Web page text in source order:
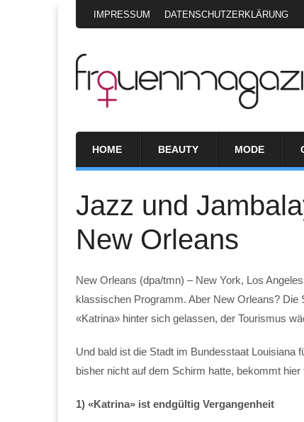
IMPRESSUM DATENSCHUTZERKLÄRUNG
HOME BEAUTY MODE
Jazz und
New Orleans
New Orleans (dpa/tmn) – New York, Los
klassischen Programm. Aber New Orleans?
«Katrina» hinter sich gelassen, der Tourismus
Und bald ist die Stadt im Bundesstaat Louisiana
bisher nicht auf dem Schirm hatte, bekommt hier
1) «Katrina» ist endgültig Vergangenheit